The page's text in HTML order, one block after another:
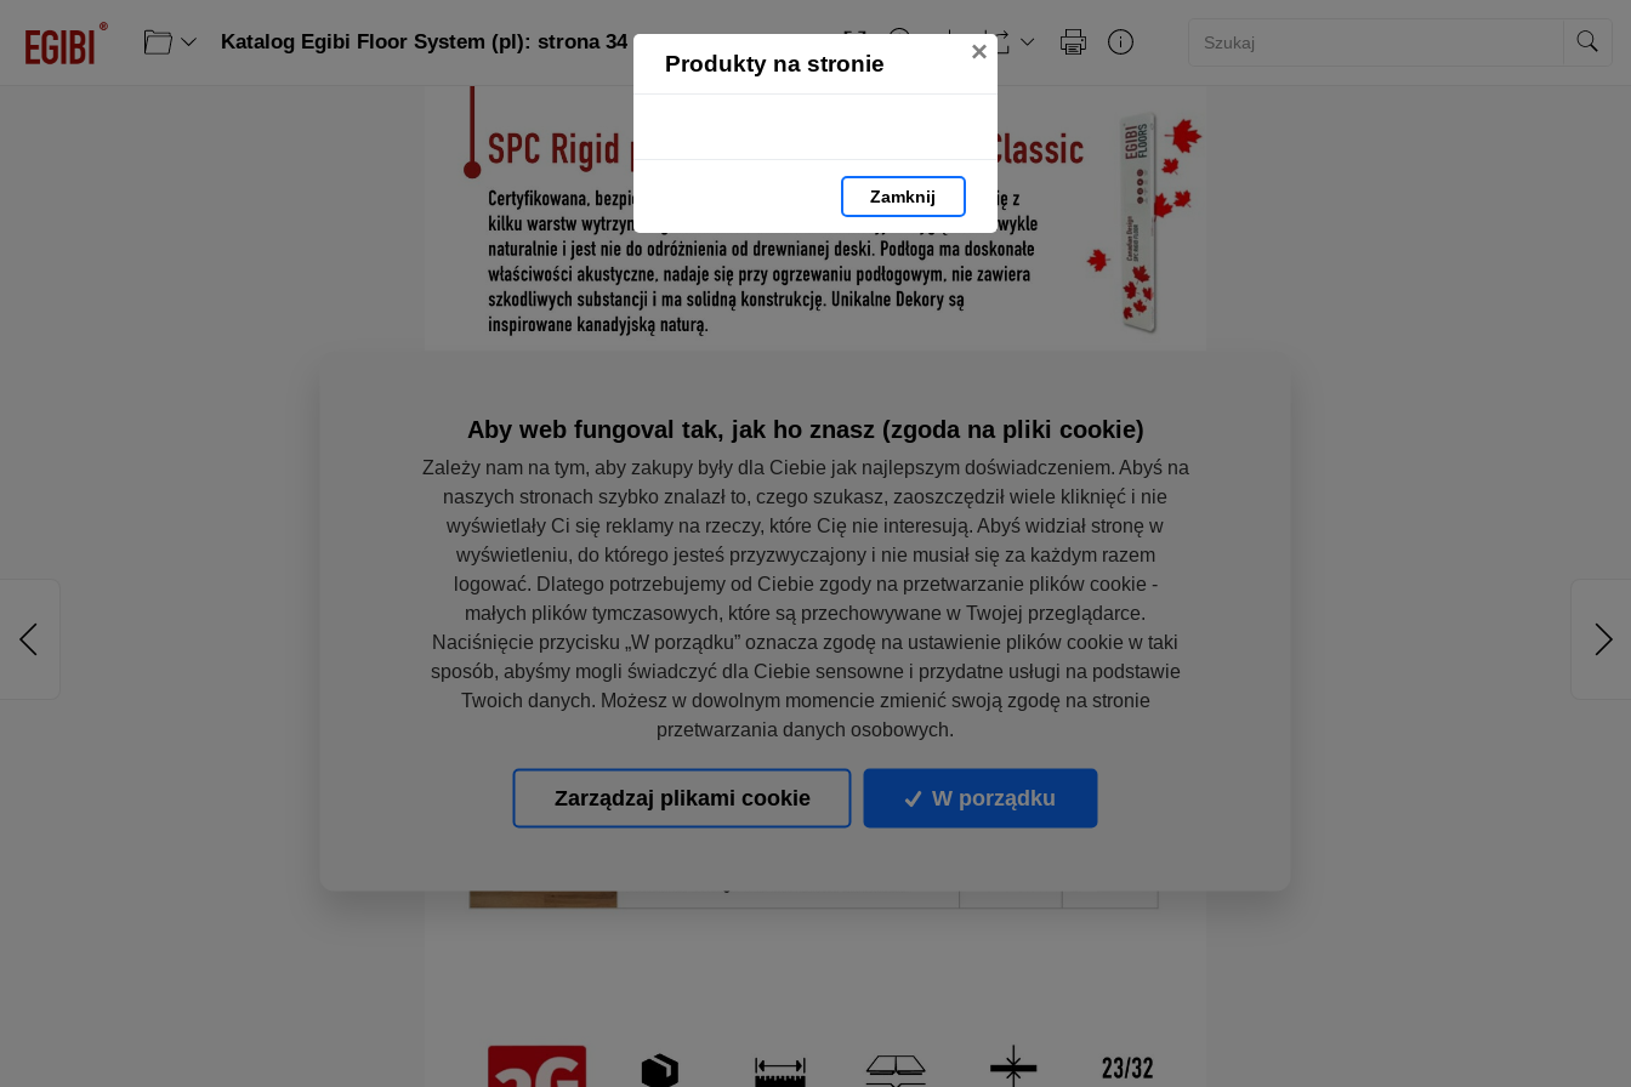
Produkty na stronie ×
Zamknij
Katalog Egibi Floor System (pl): strona 34
Aby web fungoval tak, jak ho znasz (zgoda na pliki cookie)
Zależy nam na tym, aby zakupy były dla Ciebie jak najlepszym doświadczeniem. Abyś na
naszych stronach szybko znalazł to, czego szukasz, zaoszczędził wiele kliknięć i nie
wyświetlały Ci się reklamy na rzeczy, które Cię nie interesują. Abyś widział stronę w
wyświetleniu, do którego jesteś przyzwyczajony i nie musiał się za każdym razem
logować. Dlatego potrzebujemy od Ciebie zgody na przetwarzanie plików cookie -
małych plików tymczasowych, które są przechowywane w Twojej przeglądarce.
Naciśnięcie przycisku „W porządku” oznacza zgodę na ustawienie plików cookie w taki
sposób, abyśmy mogli świadczyć dla Ciebie sensowne i przydatne usługi na podstawie
Twoich danych. Możesz w dowolnym momencie zmienić swoją zgodę na stronie
przetwarzania danych osobowych.
Zarządzaj plikami cookie W porządku